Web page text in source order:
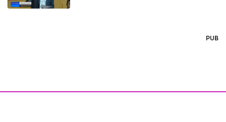
PUB